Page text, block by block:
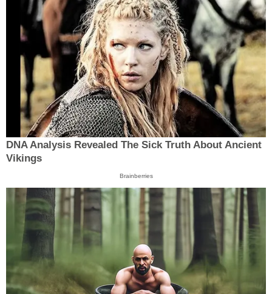
DNA Analysis Revealed The Sick Truth About Ancient
Vikings
Brainberries